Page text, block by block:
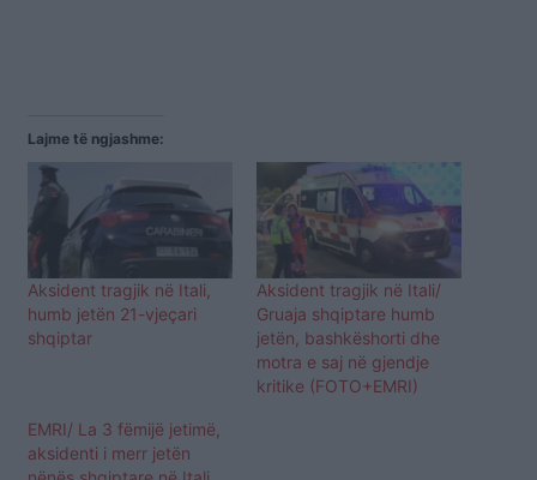
Lajme të ngjashme:
Aksident tragjik në Itali,
humb jetën 21-vjeçari
shqiptar
Aksident tragjik në Itali/
Gruaja shqiptare humb
jetën, bashkëshorti dhe
motra e saj në gjendje
kritike (FOTO+EMRI)
EMRI/ La 3 fëmijë jetimë,
aksidenti i merr jetën